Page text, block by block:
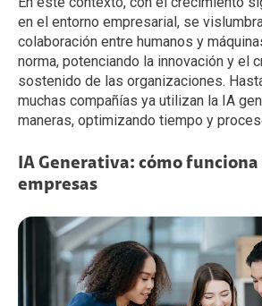
en el entorno empresarial, se
colaboración entre humanos y
norma, potenciando la innovación y el
sostenido de las organizaciones.
muchas compañías ya utilizan la IA
maneras, optimizando tiempo y
IA Generativa: cómo funciona
empresas